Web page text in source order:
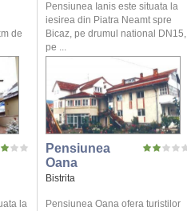
de
Pensiunea Ianis este situata la
iesirea din Piatra Neamt spre
Bicaz, pe drumul national DN15,
pe ...
la
Pensiunea
Oana
Bistrita
Pensiunea Oana ofera turistilor